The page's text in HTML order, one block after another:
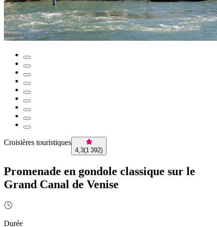
Croisières touristiques
4,3(1 392)
Promenade en gondole classique sur le
Grand Canal de Venise
Durée